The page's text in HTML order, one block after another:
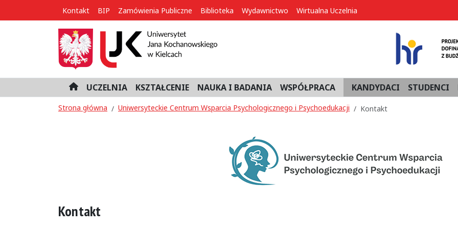
Kontakt BIP Zamówienia Publiczne Biblioteka Wydawnictwo Wirtualna Uczelnia
H
o
m
UCZELNIA KSZTAŁCENIE NAUKA I BADANIA WSPÓŁPRACA KANDYDACI STUDENCI
Strona główna Uniwersyteckie Centrum Wsparcia Psychologicznego i Psychoedukacji Kontakt
Kontakt